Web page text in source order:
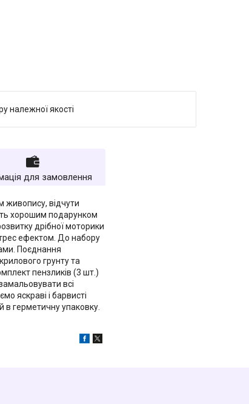
належної якості
для замовлення
живопису, відчути
хорошим подарунком
дрібної моторики
ефектом. До набору
Поєднання
грунту та
пензликів (3 шт.)
всі
яскраві і барвисті
герметичну упаковку.